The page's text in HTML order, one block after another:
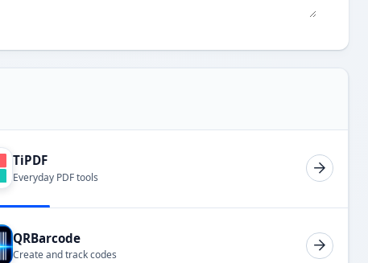
TiPDF
Everyday PDF tools
QRBarcode
Create and track codes